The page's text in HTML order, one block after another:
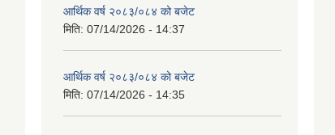
आर्थिक वर्ष २०८३/०८४ को बजेट
मिति: 07/14/2026 - 14:37
आर्थिक वर्ष २०८३/०८४ को बजेट
मिति: 07/14/2026 - 14:35